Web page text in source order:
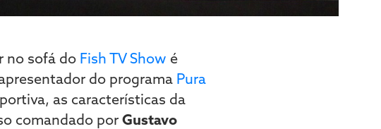
no sofá do Fish TV Show é
do programa Pura
as características da
comandado por Gustavo